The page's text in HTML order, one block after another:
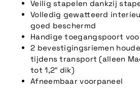
Veilig stapelen dankzij
Volledig gewatteerd
goed beschermd
Handige toegangspoort
2 bevestigingsriemen
tijdens transport (alleen
tot 1,2″ dik)
Afneembaar voorpaneel